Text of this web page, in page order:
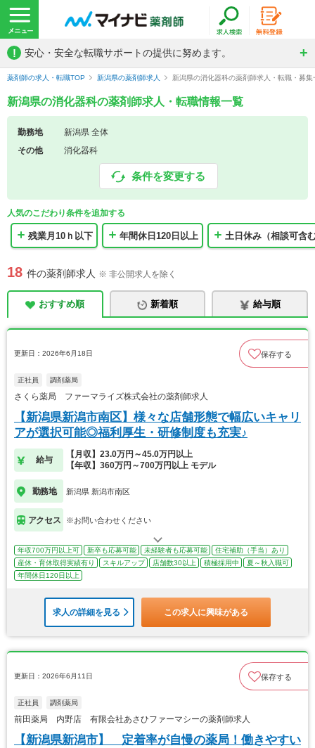
! 安心・安全な転職サポートの提供に努めます。
薬剤師の求人・転職TOP 新潟県の薬剤師求人 新潟県の消化器科の薬剤師求人・転職・募集
新潟県の消化器科の薬剤師求人・転職情報一覧
勤務地
新潟県 全体
その他
消化器科
条件を変更する
人気のこだわり条件を追加する
残業月10ｈ以下 年間休日120日以上 土日休み（相談可含
18 件の薬剤師求人 ※ 非公開求人を除く
おすすめ順 新着順 給与順
更新日：2026年6月18日 保存する
正社員 調剤薬局
さくら薬局 ファーマライズ株式会社の薬剤師求人
【新潟県新潟市南区】様々な店舗形態で幅広いキャリ
アが選択可能◎福利厚生・研修制度も充実♪
給与
【月収】23.0万円～45.0万円以上
【年収】360万円～700万円以上 モデル
勤務地 新潟県 新潟市南区
アクセス ※お問い合わせください
年収700万円以上可 新卒も応募可能 未経験者も応募可能
住宅補助（手当）あり
産休・育休取得実績有り
スキルアップ 店舗数30以上 積極採用中
夏～秋入職可
年間休日120日以上
求人の詳細を見る この求人に興味がある
更新日：2026年6月11日 保存する
正社員 調剤薬局
前田薬局 内野店 有限会社あさひファーマシーの薬剤師求人
【新潟県新潟市】 定着率が自慢の薬局！働きやすい